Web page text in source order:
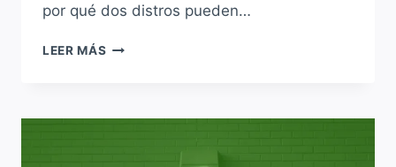
por qué dos distros pueden…
LEER MÁS ¿QUÉ
LINUX